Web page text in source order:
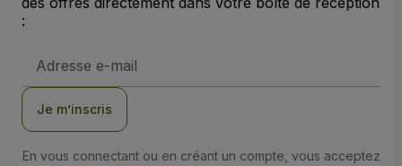
:
e-
Je m’inscris
En vous connectant ou en créant un compte, vous acceptez